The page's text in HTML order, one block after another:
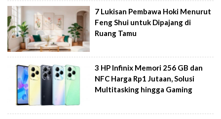
7 Lukisan Pembawa Hoki Menurut
Feng Shui untuk Dipajang di
Ruang Tamu
3 HP Infinix Memori 256 GB dan
NFC Harga Rp1 Jutaan, Solusi
Multitasking hingga Gaming